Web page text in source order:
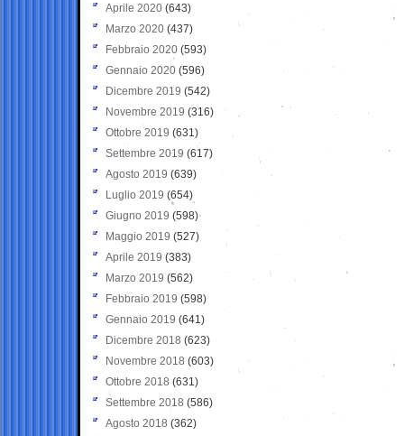
Aprile 2020 (643)
Marzo 2020 (437)
Febbraio 2020 (593)
Gennaio 2020 (596)
Dicembre 2019 (542)
Novembre 2019 (316)
Ottobre 2019 (631)
Settembre 2019 (617)
Agosto 2019 (639)
Luglio 2019 (654)
Giugno 2019 (598)
Maggio 2019 (527)
Aprile 2019 (383)
Marzo 2019 (562)
Febbraio 2019 (598)
Gennaio 2019 (641)
Dicembre 2018 (623)
Novembre 2018 (603)
Ottobre 2018 (631)
Settembre 2018 (586)
Agosto 2018 (362)